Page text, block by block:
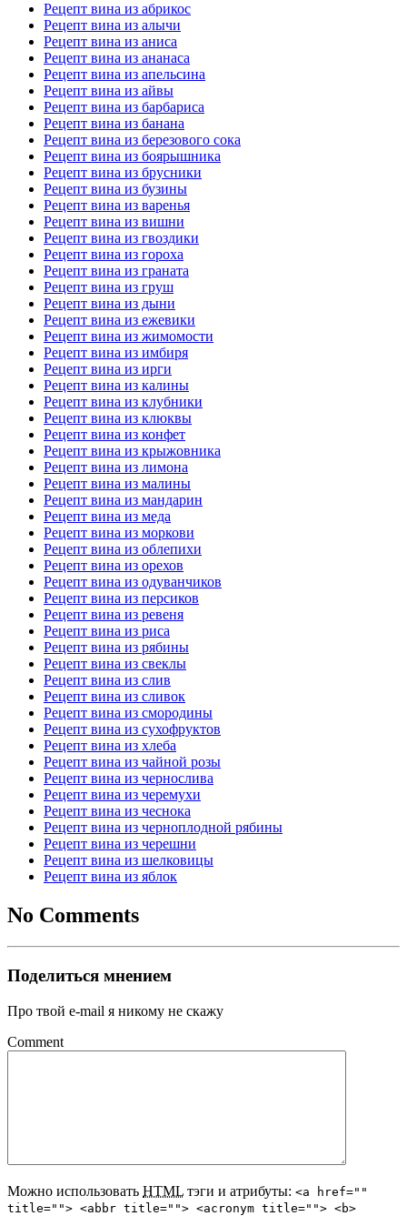
Рецепт вина из абрикос
Рецепт вина из алычи
Рецепт вина из аниса
Рецепт вина из ананаса
Рецепт вина из апельсина
Рецепт вина из айвы
Рецепт вина из барбариса
Рецепт вина из банана
Рецепт вина из березового сока
Рецепт вина из боярышника
Рецепт вина из брусники
Рецепт вина из бузины
Рецепт вина из варенья
Рецепт вина из вишни
Рецепт вина из гвоздики
Рецепт вина из гороха
Рецепт вина из граната
Рецепт вина из груш
Рецепт вина из дыни
Рецепт вина из ежевики
Рецепт вина из жимомости
Рецепт вина из имбиря
Рецепт вина из ирги
Рецепт вина из калины
Рецепт вина из клубники
Рецепт вина из клюквы
Рецепт вина из конфет
Рецепт вина из крыжовника
Рецепт вина из лимона
Рецепт вина из малины
Рецепт вина из мандарин
Рецепт вина из меда
Рецепт вина из моркови
Рецепт вина из облепихи
Рецепт вина из орехов
Рецепт вина из одуванчиков
Рецепт вина из персиков
Рецепт вина из ревеня
Рецепт вина из риса
Рецепт вина из рябины
Рецепт вина из свеклы
Рецепт вина из слив
Рецепт вина из сливок
Рецепт вина из смородины
Рецепт вина из сухофруктов
Рецепт вина из хлеба
Рецепт вина из чайной розы
Рецепт вина из чернослива
Рецепт вина из черемухи
Рецепт вина из чеснока
Рецепт вина из черноплодной рябины
Рецепт вина из черешни
Рецепт вина из шелковицы
Рецепт вина из яблок
No Comments
Поделиться мнением
Про твой e-mail я никому не скажу
Comment
Можно использовать HTML тэги и атрибуты: <a href=""
title=""> <abbr title=""> <acronym title=""> <b>